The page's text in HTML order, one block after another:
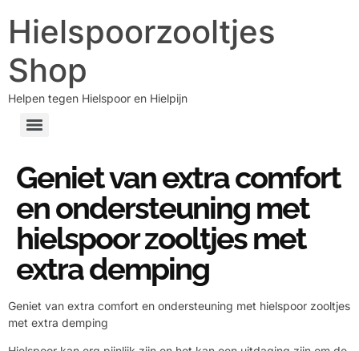
Hielspoorzooltjes
Shop
Helpen tegen Hielspoor en Hielpijn
Geniet van extra comfort
en ondersteuning met
hielspoor zooltjes met
extra demping
Geniet van extra comfort en ondersteuning met hielspoor zooltjes
met extra demping